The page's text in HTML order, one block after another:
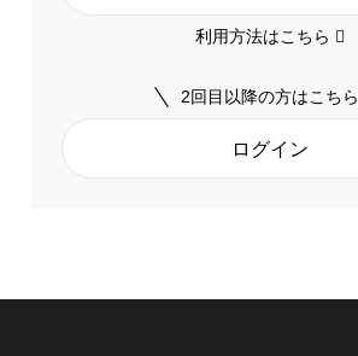
利用方法はこちら
2回目以降の方はこちら
ログイン